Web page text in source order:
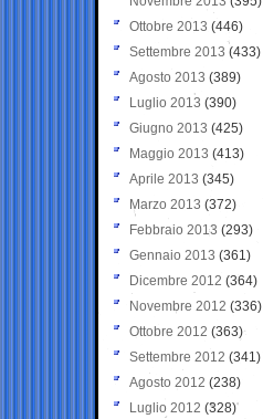
Ottobre 2013 (446)
Settembre 2013 (433)
Agosto 2013 (389)
Luglio 2013 (390)
Giugno 2013 (425)
Maggio 2013 (413)
Aprile 2013 (345)
Marzo 2013 (372)
Febbraio 2013 (293)
Gennaio 2013 (361)
Dicembre 2012 (364)
Novembre 2012 (336)
Ottobre 2012 (363)
Settembre 2012 (341)
Agosto 2012 (238)
Luglio 2012 (328)